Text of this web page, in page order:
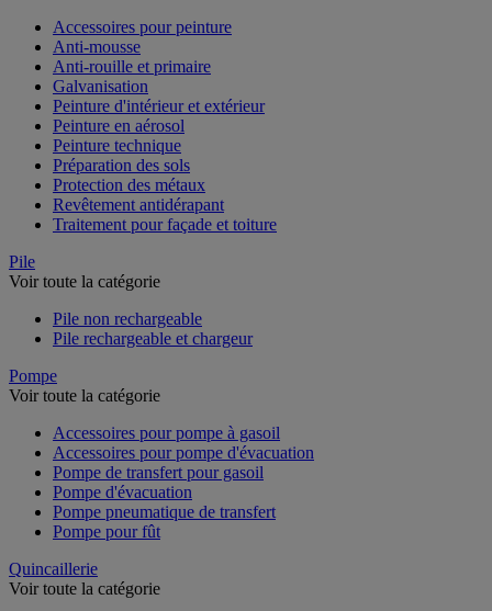
Accessoires pour peinture
Anti-mousse
Anti-rouille et primaire
Galvanisation
Peinture d'intérieur et extérieur
Peinture en aérosol
Peinture technique
Préparation des sols
Protection des métaux
Revêtement antidérapant
Traitement pour façade et toiture
Pile
Voir toute la catégorie
Pile non rechargeable
Pile rechargeable et chargeur
Pompe
Voir toute la catégorie
Accessoires pour pompe à gasoil
Accessoires pour pompe d'évacuation
Pompe de transfert pour gasoil
Pompe d'évacuation
Pompe pneumatique de transfert
Pompe pour fût
Quincaillerie
Voir toute la catégorie